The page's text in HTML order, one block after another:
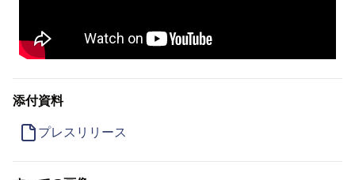
添付資料
プレスリリース